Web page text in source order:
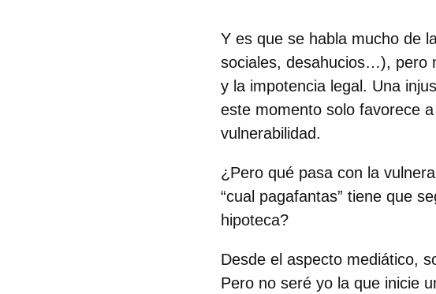
Y es que se habla mucho de
sociales, desahucios…), pero
y la impotencia legal. Una
este momento solo favorece
vulnerabilidad.
¿Pero qué pasa con la
“cual pagafantas” tiene que
hipoteca?
Desde el aspecto mediático,
Pero no seré yo la que inicie